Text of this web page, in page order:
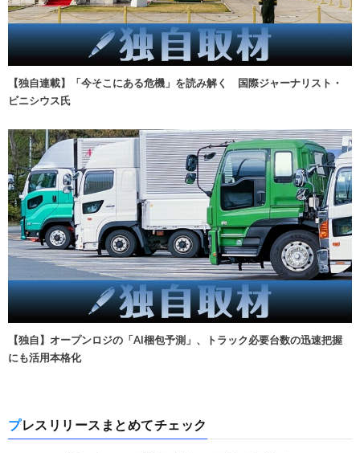
【独自連載】「今そこにある危機」を読み解く 国際ジャーナリスト・
ビニシウス氏
【独自】オープンロジの「AI梱包予測」、トラック必要台数の迅速把握
にも活用本格化
プレスリリースまとめてチェック